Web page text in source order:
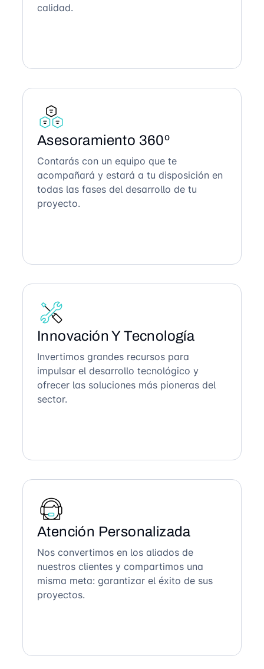
calidad.
Asesoramiento 360º
Contarás con un equipo que te
acompañará y estará a tu disposición en
todas las fases del desarrollo de tu
proyecto.
Innovación Y Tecnología
Invertimos grandes recursos para
impulsar el desarrollo tecnológico y
ofrecer las soluciones más pioneras del
sector.
Atención Personalizada
Nos convertimos en los aliados de
nuestros clientes y compartimos una
misma meta: garantizar el éxito de sus
proyectos.